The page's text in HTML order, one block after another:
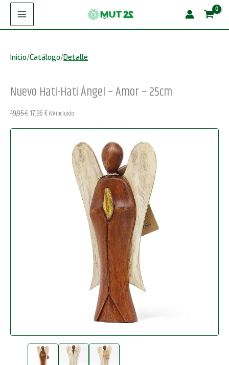
Inicio/Catálogo/Detalle
Nuevo Hati-Hati Ángel – Amor – 25cm
19,95€El
precio
17,96€El
precio
IVA incluido
¡Oferta!
Hati
Ángel
Amor
25cm
cantidad